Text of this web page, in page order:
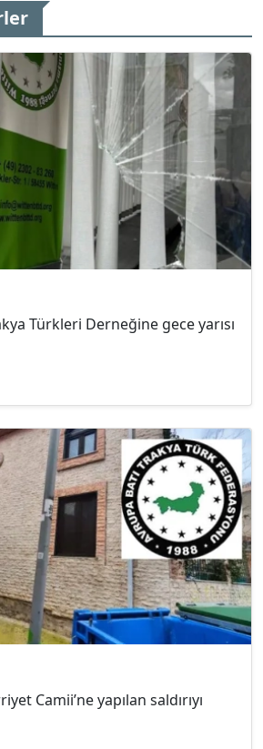
Türkleri Derneğine gece yarısı
Camii’ne yapılan saldırıyı